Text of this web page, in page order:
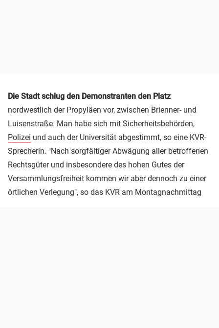
Die Stadt schlug den Demonstranten den Platz
nordwestlich der Propyläen vor, zwischen Brienner- und
Luisenstraße. Man habe sich mit Sicherheitsbehörden,
Polizei und auch der Universität abgestimmt, so eine KVR-
Sprecherin. "Nach sorgfältiger Abwägung aller betroffenen
Rechtsgüter und insbesondere des hohen Gutes der
Versammlungsfreiheit kommen wir aber dennoch zu einer
örtlichen Verlegung", so das KVR am Montagnachmittag